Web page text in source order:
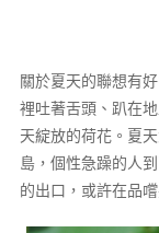
關於夏天的聯想有
裡吐著舌頭、趴在
天綻放的荷花。夏
島，個性急躁的人
的出口，或許在品